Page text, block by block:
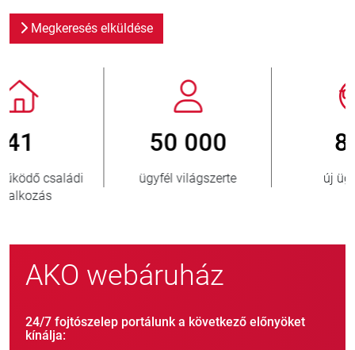
Megkeresés elküldése
új ügyfél/év
> 3 500 000
eladott egység
AKO webáruház
24/7 fojtószelep portálunk a következő előnyöket
kínálja: